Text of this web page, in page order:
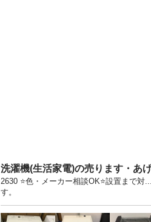
洗濯機(生活家電)の売ります・あ
2630 ⭐️色・メーカー相談OK⭐️設置まで
す。